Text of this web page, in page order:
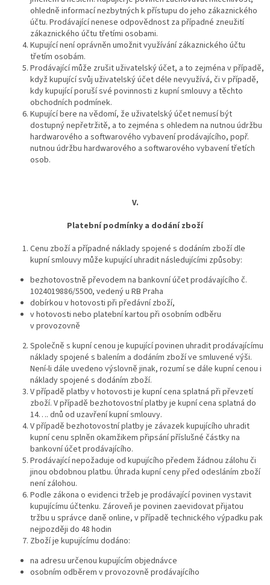
ohledně informací nezbytných k přístupu do jeho zákaznického
účtu. Prodávající nenese odpovědnost za případné zneužití
zákaznického účtu třetími osobami.
Kupující není oprávněn umožnit využívání zákaznického účtu
třetím osobám.
Prodávající může zrušit uživatelský účet, a to zejména v případě,
když kupující svůj uživatelský účet déle nevyužívá, či v případě,
kdy kupující poruší své povinnosti z kupní smlouvy a těchto
obchodních podmínek.
Kupující bere na vědomí, že uživatelský účet nemusí být
dostupný nepřetržitě, a to zejména s ohledem na nutnou údržbu
hardwarového a softwarového vybavení prodávajícího, popř.
nutnou údržbu hardwarového a softwarového vybavení třetích
osob.
V.
Platební podmínky a dodání zboží
Cenu zboží a případné náklady spojené s dodáním zboží dle
kupní smlouvy může kupující uhradit následujícími způsoby:
bezhotovostně převodem na bankovní účet prodávajícího č.
1024019886/5500, vedený u RB Praha
dobírkou v hotovosti při předávní zboží,
v hotovosti nebo platební kartou při osobním odběru
v provozovně
Společně s kupní cenou je kupující povinen uhradit prodávajícímu
náklady spojené s balením a dodáním zboží ve smluvené výši.
Není-li dále uvedeno výslovně jinak, rozumí se dále kupní cenou i
náklady spojené s dodáním zboží.
V případě platby v hotovosti je kupní cena splatná při převzetí
zboží. V případě bezhotovostní platby je kupní cena splatná do
14…. dnů od uzavření kupní smlouvy.
V případě bezhotovostní platby je závazek kupujícího uhradit
kupní cenu splněn okamžikem připsání příslušné částky na
bankovní účet prodávajícího.
Prodávající nepožaduje od kupujícího předem žádnou zálohu či
jinou obdobnou platbu. Úhrada kupní ceny před odesláním zboží
není zálohou.
Podle zákona o evidenci tržeb je prodávající povinen vystavit
kupujícímu účtenku. Zároveň je povinen zaevidovat přijatou
tržbu u správce daně online, v případě technického výpadku pak
nejpozději do 48 hodin
Zboží je kupujícímu dodáno:
na adresu určenou kupujícím objednávce
osobním odběrem v provozovně prodávajícího